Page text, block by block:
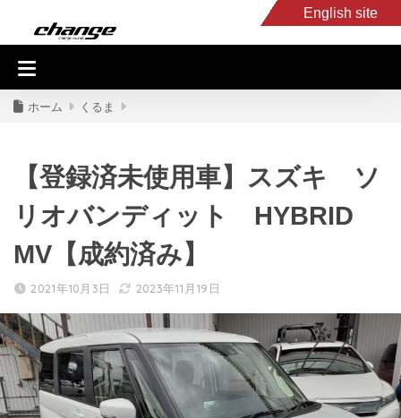
English site
入庫車情報
ホーム くるま
【登録済未使用車】スズキ ソ
リオバンディット HYBRID
MV【成約済み】
2021年10月3日 2023年11月19日